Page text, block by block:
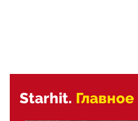
Starhit. Главное